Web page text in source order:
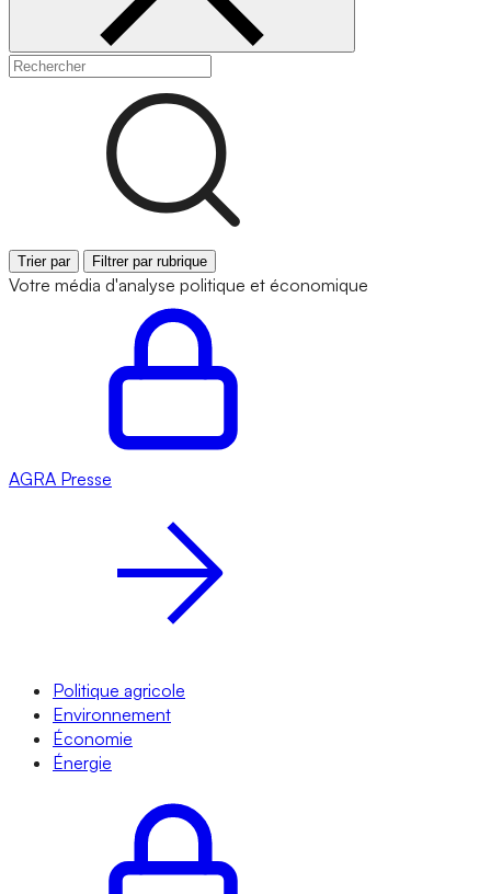
Trier par Filtrer par rubrique
Votre média d'analyse politique et économique
AGRA Presse
Politique agricole
Environnement
Économie
Énergie